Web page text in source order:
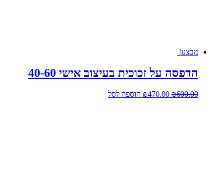
מבצע!
הדפסה על זכוכית בעיצוב אישי 40-60
₪600.00
המחיר ₪470.00
המחיר
הוספה לסל